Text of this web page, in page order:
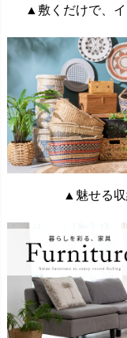
▲敷くだけで、
▲魅せる